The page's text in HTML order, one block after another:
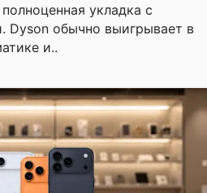
укладка с
Dyson обычно выигрывает в
и..